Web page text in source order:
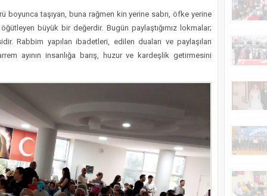
boyunca taşıyan, buna rağmen kin yerine sabrı, öfke yerine
büyük bir değerdir. Bugün paylaştığımız lokmalar;
Rabbim yapılan ibadetleri, edilen duaları ve paylaşılan
ayının insanlığa barış, huzur ve kardeşlik getirmesini